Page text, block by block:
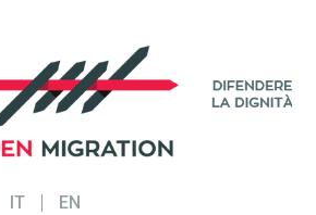
IT EN